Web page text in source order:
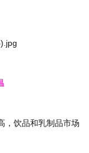
，饮品和乳制品市场